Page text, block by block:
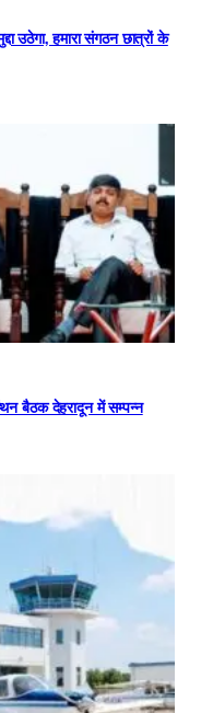
उठेगा, हमारा संगठन छात्रों के
बैठक देहरादून में सम्पन्न